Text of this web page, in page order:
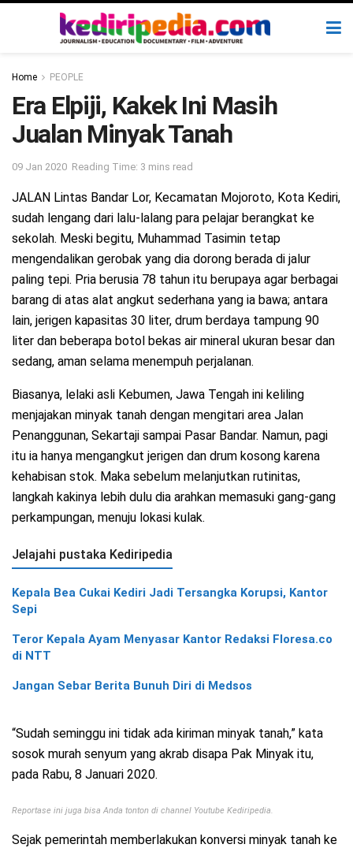
Home PEOPLE
Era Elpiji, Kakek Ini Masih
Jualan Minyak Tanah
09 Jan 2020 Reading Time: 3 mins read
JALAN Lintas Bandar Lor, Kecamatan Mojoroto, Kota Kediri,
sudah lengang dari lalu-lalang para pelajar berangkat ke
sekolah. Meski begitu, Muhammad Tasimin tetap
mengendalikan gerobak yang dia dorong berada di jalur
paling tepi. Pria berusia 78 tahun itu berupaya agar berbagai
barang di atas alat angkut sederhana yang ia bawa; antara
lain, jerigen kapasitas 30 liter, drum berdaya tampung 90
liter dan beberapa botol bekas air mineral ukuran besar dan
sedang, aman selama menempuh perjalanan.
Biasanya, lelaki asli Kebumen, Jawa Tengah ini keliling
menjajakan minyak tanah dengan mengitari area Jalan
Penanggunan, Sekartaji sampai Pasar Bandar. Namun, pagi
itu ia hanya mengangkut jerigen dan drum kosong karena
kehabisan stok. Maka sebelum melanjutkan rutinitas,
langkah kakinya lebih dulu dia arahkan memasuki gang-gang
perkampungan, menuju lokasi kulak.
Jelajahi pustaka Kediripedia
Kepala Bea Cukai Kediri Jadi Tersangka Korupsi, Kantor
Sepi
Teror Kepala Ayam Menyasar Kantor Redaksi Floresa.co
di NTT
Jangan Sebar Berita Bunuh Diri di Medsos
“Sudah seminggu ini tidak ada kiriman minyak tanah,” kata
sosok murah senyum yang akrab disapa Pak Minyak itu,
pada Rabu, 8 Januari 2020.
Reportase ini juga bisa Anda tonton di channel Youtube Kediripedia.
Sejak pemerintah memberlakukan konversi minyak tanah ke